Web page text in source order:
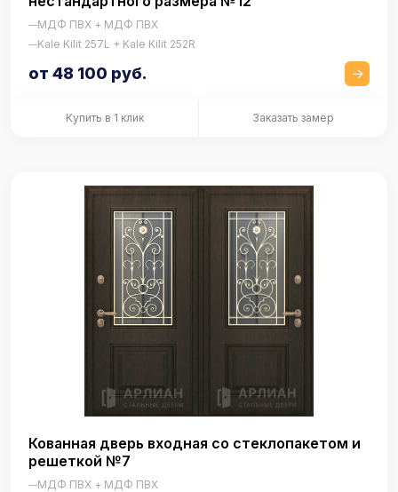
МДФ ПВХ + МДФ ПВХ
Kale Kilit 257L + Kale Kilit 252R
от 48 100 руб.
Купить в 1 клик Заказать замер
Кованная дверь входная со стеклопакетом и
решеткой №7
МДФ ПВХ + МДФ ПВХ